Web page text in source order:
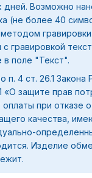
дней. Возможно
(не более 40
с гравировкой
в поле "Текст".
п. 4 ст. 26.1 Закона
«О защите прав
оплаты при отказе
качества,
Изделие